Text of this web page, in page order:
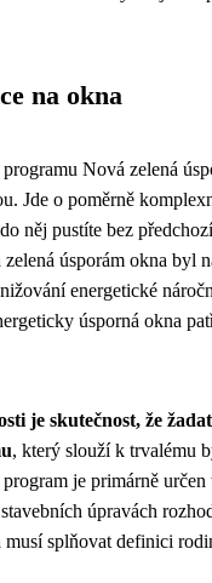
na okna
Nová zelená
Jde o poměrně
něj pustíte bez
úsporám okna byl
energetické
úsporná okna
je skutečnost, že
, který slouží k trvalému
je primárně
úpravách
splňovat definici